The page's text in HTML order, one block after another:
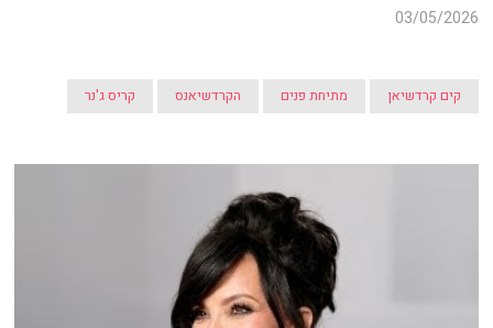
03/05/2026
קים קרדשיאן מתיחת פנים הקרדשיאנס קריס ג'נר